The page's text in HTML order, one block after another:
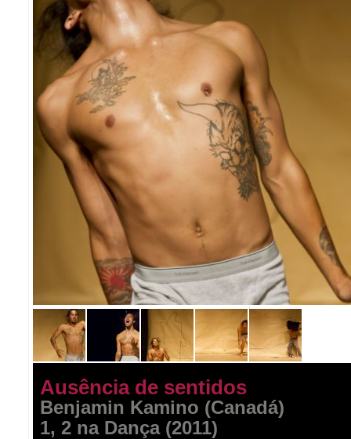
Ausência de sentidos
Benjamin Kamino (Canadá)
1, 2 na Dança (2011)